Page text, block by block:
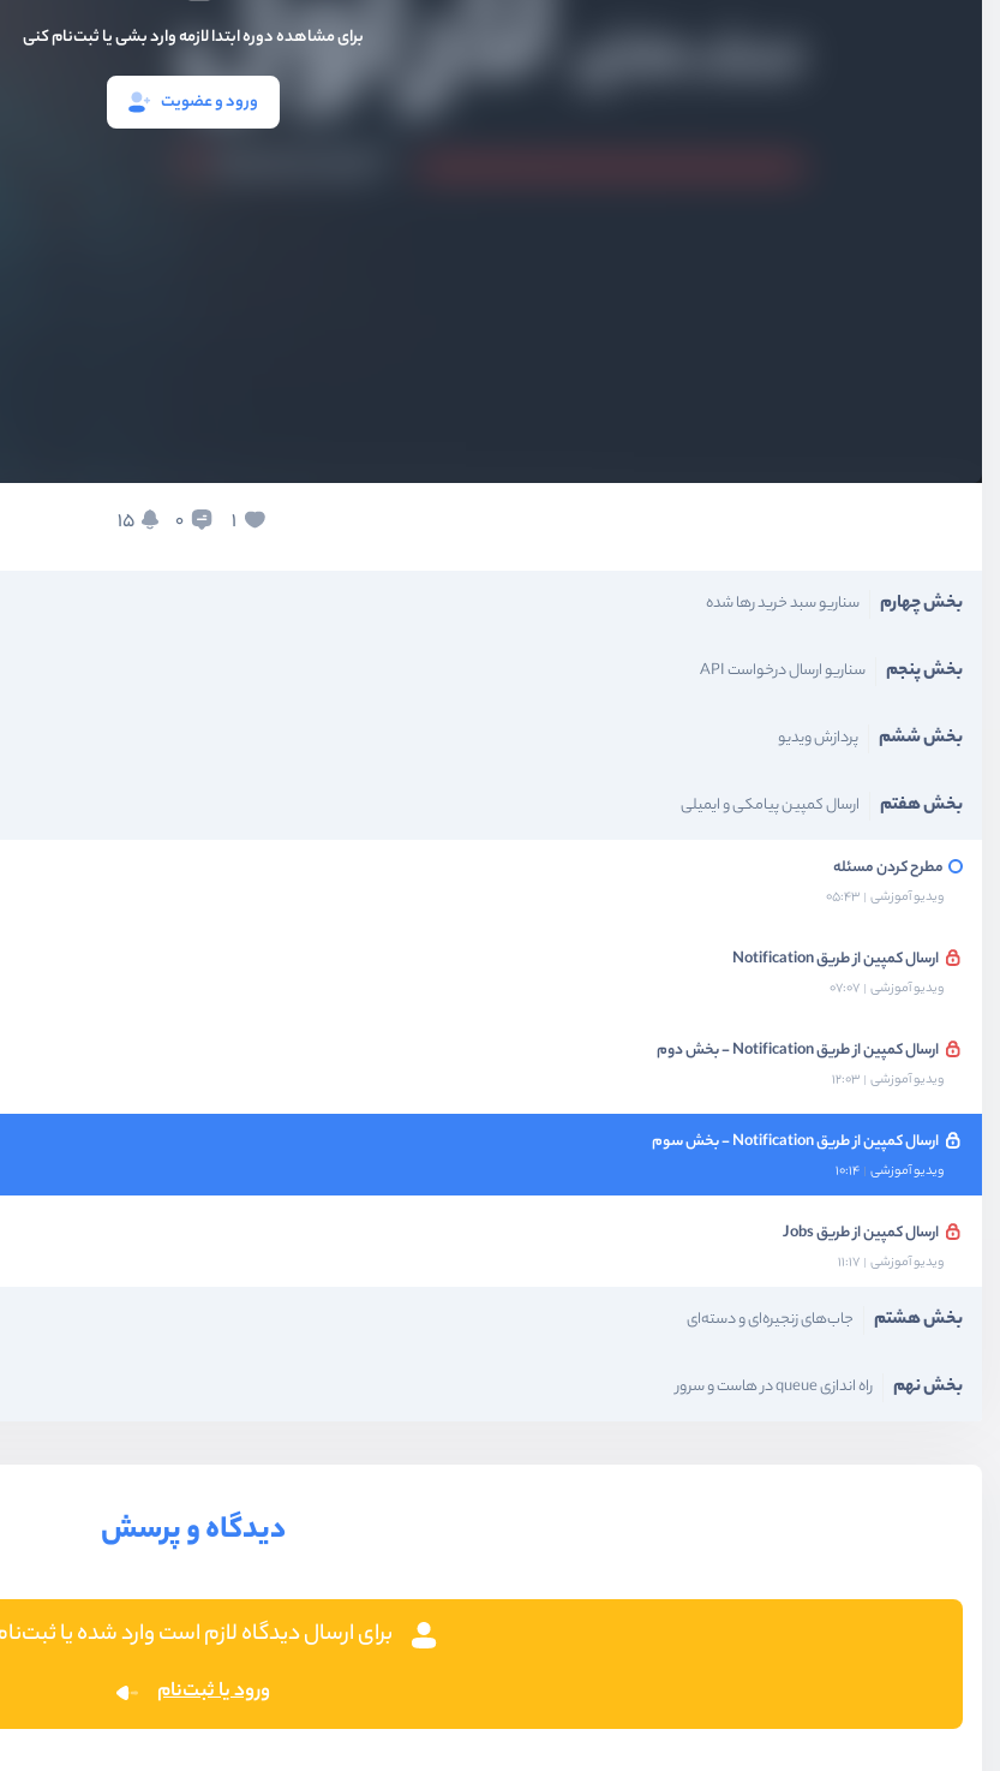
برای مشاهده دوره ابتدا لازمه وارد بشی یا ثبت‌نام کنی
ورود و عضویت
1
0
15
بخش چهارم سناریو سبد خرید رها شده
بخش پنجم سناریو ارسال درخواست API
بخش ششم پردازش ویدیو
بخش هفتم ارسال کمپین پیامکی و ایمیلی
مطرح کردن مسئله
ویدیو آموزشی 05:43
ارسال کمپین از طریق Notification
ویدیو آموزشی 07:07
ارسال کمپین از طریق Notification - بخش دوم
ویدیو آموزشی 12:03
ارسال کمپین از طریق Notification - بخش سوم
ویدیو آموزشی 10:14
ارسال کمپین از طریق Jobs
ویدیو آموزشی 11:17
بخش هشتم جاب‌های زنجیره‌ای و دسته‌ای
بخش نهم راه اندازی queue در هاست و سرور
دیدگاه و پرسش
برای ارسال دیدگاه لازم است وارد شده یا
ورود یا ثبت‌نام